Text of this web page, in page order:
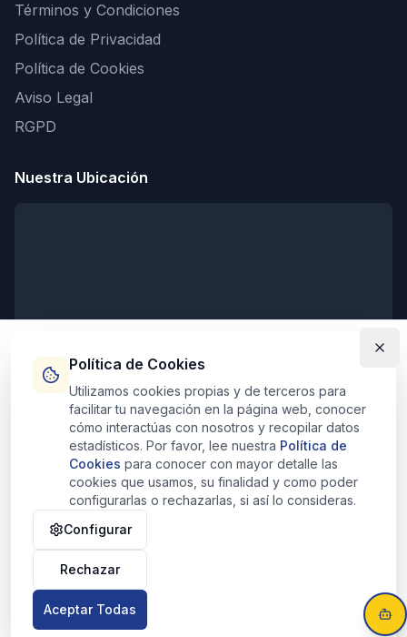
Términos y Condiciones
Política de Privacidad
Política de Cookies
Aviso Legal
RGPD
Nuestra Ubicación
Horarios de Atención
Lunes - Viernes:
9:00 - 20:00
Sábados:
10:30 - 13:30
Domingos:
Cerrado
B10684884. Todos los derechos reservados.
Política de Cookies
Utilizamos cookies propias y de terceros para
facilitar tu navegación en la página web, conocer
cómo interactúas con nosotros y recopilar datos
estadísticos. Por favor, lee nuestra Política de
Cookies para conocer con mayor detalle las
cookies que usamos, su finalidad y como poder
configurarlas o rechazarlas, si así lo consideras.
Configurar
Rechazar
Aceptar Todas